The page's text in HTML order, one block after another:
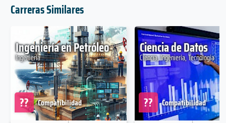
Carreras Similares
Ingeniería en Petróleo
Ingeniería
Compatibilidad
??
Ciencia de Datos
Ciencia, Ingeniería, Tecnología
Compatibilidad
??